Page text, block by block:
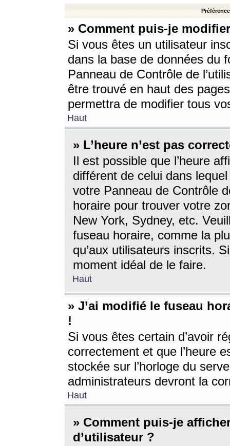
» Comment puis-je
Si vous êtes un utilisateur
dans la base de données du
Panneau de Contrôle de
être trouvé en haut des
permettra de modifier tous
Haut
» L’heure n’est pas
Il est possible que l’heure
différent de celui dans
votre Panneau de Contrôle
horaire pour trouver votre
New York, Sydney, etc.
fuseau horaire, comme la
qu’aux utilisateurs inscrits.
moment idéal de le faire.
Haut
» J’ai modifié le fuseau
!
Si vous êtes certain d’avoir
correctement et que l’heure
stockée sur l’horloge du
administrateurs devront la
Haut
» Comment puis-je
d’utilisateur ?